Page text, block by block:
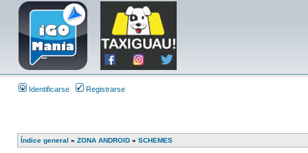
Identificarse Registrarse
Índice general » ZONA ANDROID » SCHEMES